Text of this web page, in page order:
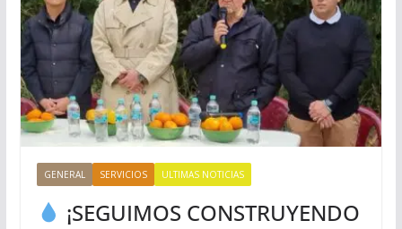
GENERAL SERVICIOS ULTIMAS NOTICIAS
¡SEGUIMOS CONSTRUYENDO